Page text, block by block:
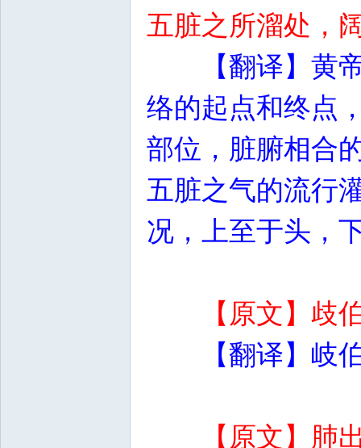
五脏之所溜处，
【翻译】黄
络的起点和终点
部位，脏腑相合
五脏之气的流行
况，上至于头，
【原文】歧
【翻译】岐
【原文】肺